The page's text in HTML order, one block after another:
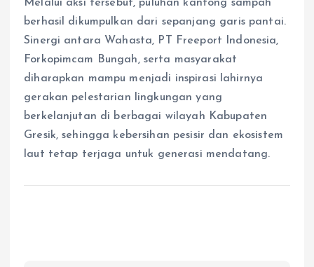
Melalui aksi tersebut, puluhan kantong sampah
berhasil dikumpulkan dari sepanjang garis pantai.
Sinergi antara Wahasta, PT Freeport Indonesia,
Forkopimcam Bungah, serta masyarakat
diharapkan mampu menjadi inspirasi lahirnya
gerakan pelestarian lingkungan yang
berkelanjutan di berbagai wilayah Kabupaten
Gresik, sehingga kebersihan pesisir dan ekosistem
laut tetap terjaga untuk generasi mendatang.